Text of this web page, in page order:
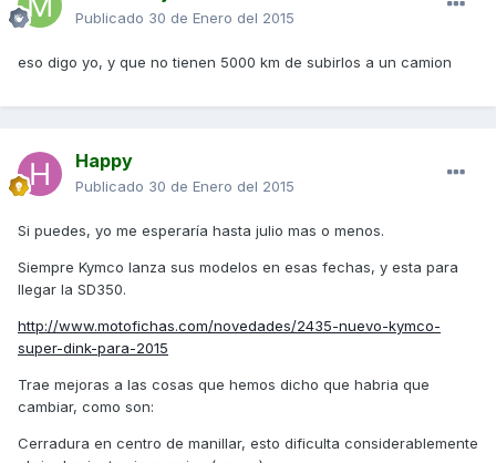
Publicado 30 de Enero del 2015
eso digo yo, y que no tienen 5000 km de subirlos a un camion
Happy
Publicado 30 de Enero del 2015
Si puedes, yo me esperaría hasta julio mas o menos.
Siempre Kymco lanza sus modelos en esas fechas, y esta para
llegar la SD350.
http://www.motofichas.com/novedades/2435-nuevo-kymco-
super-dink-para-2015
Trae mejoras a las cosas que hemos dicho que habria que
cambiar, como son:
Cerradura en centro de manillar, esto dificulta considerablemente